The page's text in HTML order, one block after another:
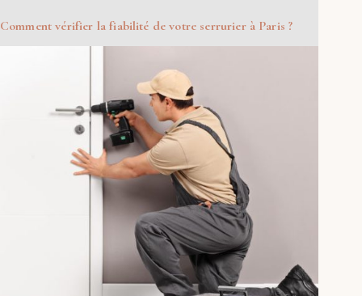
Comment vérifier la fiabilité de votre serrurier à Paris ?